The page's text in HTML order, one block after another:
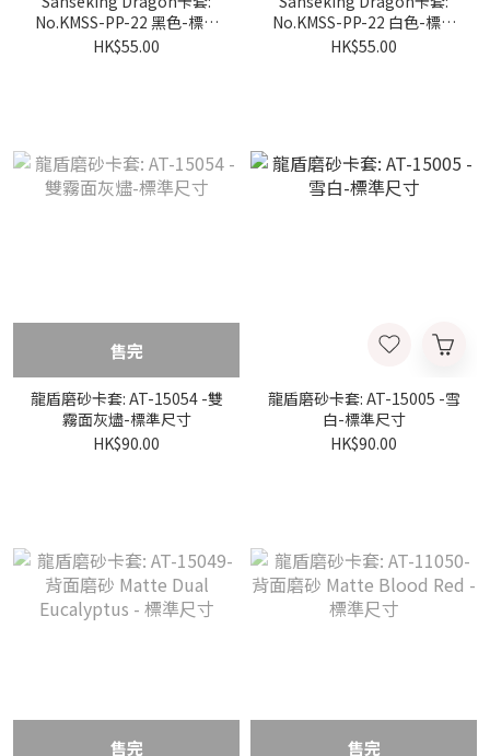
No.KMSS-PP-22 黑色-標準
尺寸（66.5 mm.93 mm）
HK$55.00
No.KMSS-PP-22 白色-標準
尺寸（66.5 mm.93 mm）
HK$55.00
售完
龍盾磨砂卡套: AT-15054 -雙
霧面灰燼-標準尺寸
HK$90.00
龍盾磨砂卡套: AT-15005 -雪
白-標準尺寸
HK$90.00
售完 售完